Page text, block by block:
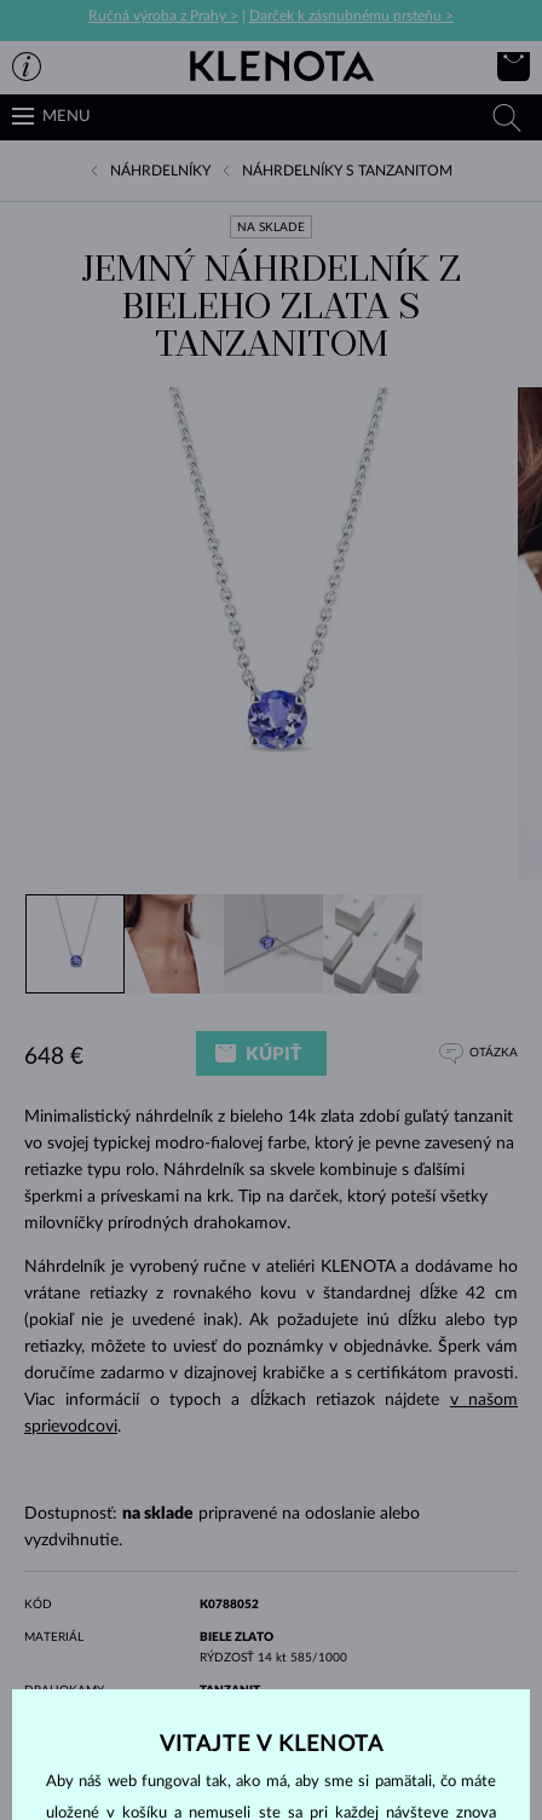
Ručná výroba z Prahy > Darček k zásnubnému prsteňu >
MENU
NÁHRDELNÍKY NÁHRDELNÍKY S TANZANITOM
NA SKLADE
JEMNÝ NÁHRDELNÍK Z
BIELEHO ZLATA S
TANZANITOM
Minimalistický náhrdelník z bieleho 14k zlata zdobí guľatý tanzanit
vo svojej typickej modro-fialovej farbe, ktorý je pevne zavesený na
retiazke typu rolo. Náhrdelník sa skvele kombinuje s ďalšími
šperkmi a príveskami na krk. Tip na darček, ktorý poteší všetky
milovníčky prírodných drahokamov.
Náhrdelník je vyrobený ručne v ateliéri KLENOTA a dodávame ho
vrátane retiazky z rovnakého kovu v štandardnej dĺžke 42 cm
(pokiaľ nie je uvedené inak). Ak požadujete inú dĺžku alebo typ
retiazky, môžete to uviesť do poznámky v objednávke. Šperk vám
doručíme zadarmo v dizajnovej krabičke a s certifikátom pravosti.
Viac informácií o typoch a dĺžkach retiazok nájdete v našom
sprievodcovi.
Dostupnosť: na sklade pripravené na odoslanie alebo
vyzdvihnutie.
648 € KÚPIŤ OTÁZKA
KÓD K0788052
MATERIÁL
BIELE ZLATO
RÝDZOSŤ 14 kt 585/1000
DRAHOKAMY
TANZANIT
PRIEMER
4.5 mm
VÁHA
0.400 ct
ŠÍRKA
VITAJTE V KLENOTA
Aby náš web fungoval tak, ako má, aby sme si pamätali, čo máte
uložené v košíku a nemuseli ste sa pri každej návšteve znova